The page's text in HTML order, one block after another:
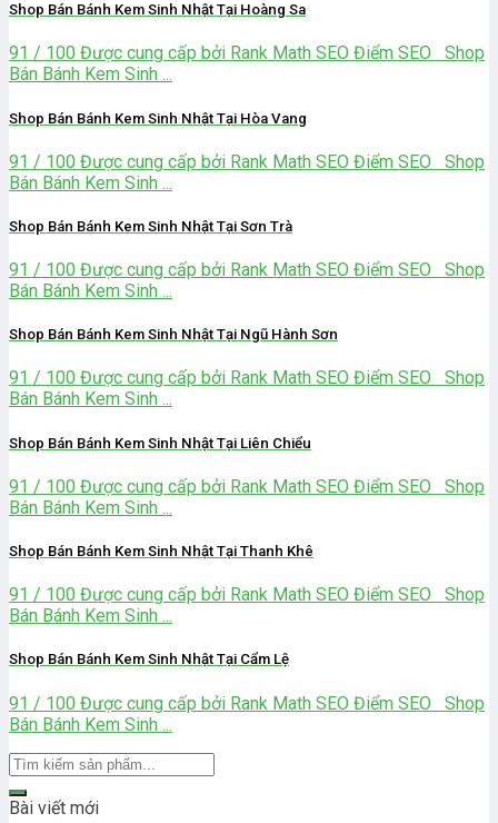
Shop Bán Bánh Kem Sinh Nhật Tại Hoàng Sa
91 / 100 Được cung cấp bởi Rank Math SEO Điểm SEO Shop
Bán Bánh Kem Sinh ...
Shop Bán Bánh Kem Sinh Nhật Tại Hòa Vang
91 / 100 Được cung cấp bởi Rank Math SEO Điểm SEO Shop
Bán Bánh Kem Sinh ...
Shop Bán Bánh Kem Sinh Nhật Tại Sơn Trà
91 / 100 Được cung cấp bởi Rank Math SEO Điểm SEO Shop
Bán Bánh Kem Sinh ...
Shop Bán Bánh Kem Sinh Nhật Tại Ngũ Hành Sơn
91 / 100 Được cung cấp bởi Rank Math SEO Điểm SEO Shop
Bán Bánh Kem Sinh ...
Shop Bán Bánh Kem Sinh Nhật Tại Liên Chiểu
91 / 100 Được cung cấp bởi Rank Math SEO Điểm SEO Shop
Bán Bánh Kem Sinh ...
Shop Bán Bánh Kem Sinh Nhật Tại Thanh Khê
91 / 100 Được cung cấp bởi Rank Math SEO Điểm SEO Shop
Bán Bánh Kem Sinh ...
Shop Bán Bánh Kem Sinh Nhật Tại Cẩm Lệ
91 / 100 Được cung cấp bởi Rank Math SEO Điểm SEO Shop
Bán Bánh Kem Sinh ...
Bài viết mới